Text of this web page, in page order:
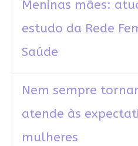
Meninas mães:
estudo da Rede
Saúde
Nem sempre
atende às
mulheres